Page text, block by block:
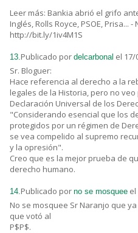
Leer más: Bankia abrió el grifo
Inglés, Rolls Royce, PSOE, Prisa...
http://bit.ly/1iv4M1S
13.Publicado por delcarbonal el 17/
Sr. Bloguer:
Hace referencia al derecho a la
legales de la Historia, pero no
Declaración Universal de los
"Considerando esencial que los
protegidos por un régimen de
se vea compelido al supremo
y la opresión".
Creo que es la mejor prueba de
derecho humano.
14.Publicado por no se mosquee el
No se mosquee Sr Naranjo que
que votó al
P$P$.